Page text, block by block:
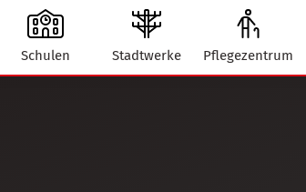
Schulen Stadtwerke Pflegezentrum